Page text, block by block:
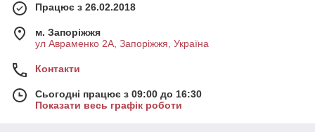
Працює з 26.02.2018
м. Запоріжжя
ул Авраменко 2А, Запоріжжя, Україна
Контакти
Сьогодні працює з 09:00 до 16:30
Показати весь графік роботи